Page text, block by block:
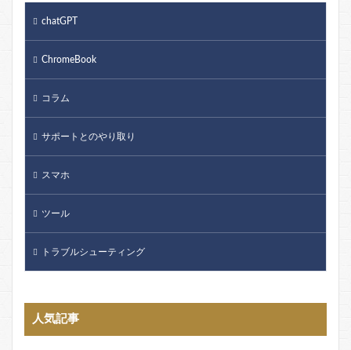
chatGPT
ChromeBook
コラム
サポートとのやり取り
スマホ
ツール
トラブルシューティング
人気記事